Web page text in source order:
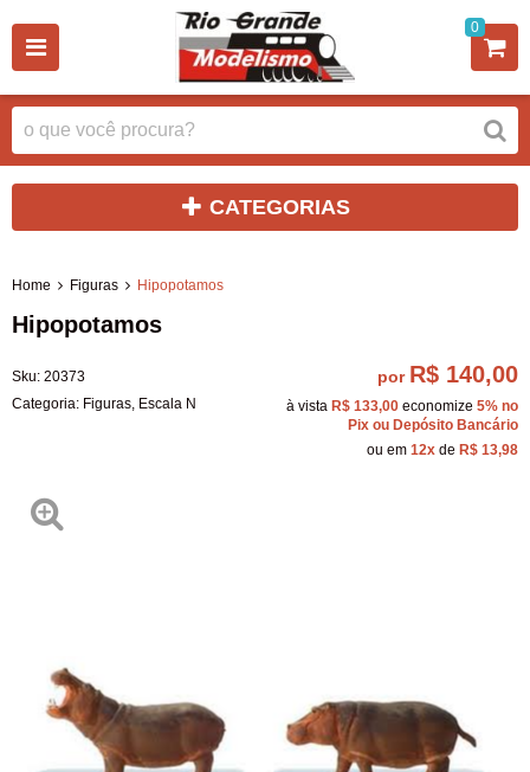
0
CATEGORIAS
Home Figuras Hipopotamos
Hipopotamos
Sku: 20373
Categoria: Figuras Escala N
por R$ 140,00
à vista R$ 133,00 economize 5% no
Pix ou Depósito Bancário
ou em 12x de R$ 13,98